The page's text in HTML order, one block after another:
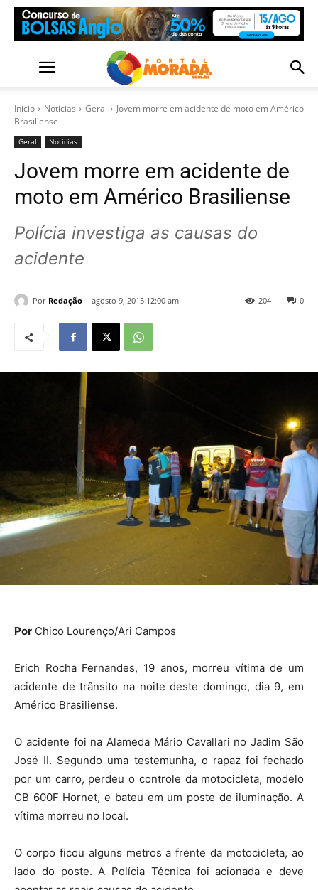
Início Notícias Geral
Jovem morre em acidente de moto em Américo
Brasiliense
Geral Notícias
Jovem morre em acidente de
moto em Américo Brasiliense
Polícia investiga as causas do
acidente
Por Redação agosto 9, 2015 12:00 am 0
204
Por Chico Lourenço/Ari Campos
Erich Rocha Fernandes, 19 anos, morreu vítima de um
acidente de trânsito na noite deste domingo, dia 9, em
Américo Brasiliense.
O acidente foi na Alameda Mário Cavallari no Jadim São
José II. Segundo uma testemunha, o rapaz foi fechado
por um carro, perdeu o controle da motocicleta, modelo
CB 600F Hornet, e bateu em um poste de iluminação. A
vítima morreu no local.
O corpo ficou alguns metros a frente da motocicleta, ao
lado do poste. A Polícia Técnica foi acionada e deve